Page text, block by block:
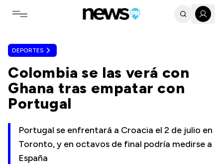
Toggle navigation menu
DEPORTES
Colombia se las verá con
Ghana tras empatar con
Portugal
Portugal se enfrentará a Croacia el 2 de julio en
Toronto, y en octavos de final podría medirse a
España